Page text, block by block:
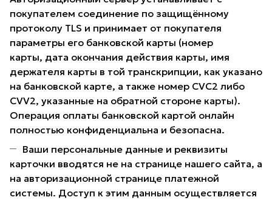
покупателем соединение по защищённому
протоколу TLS и принимает от покупателя
параметры его банковской карты (номер
карты, дата окончания действия карты, имя
держателя карты в той транскрипции, как указано
на банковской карте, а также номер CVC2 либо
CVV2, указанные на обратной стороне карты).
Операция оплаты банковской картой онлайн
полностью конфиденциальна и безопасна.
Ваши персональные данные и реквизиты
карточки вводятся не на странице нашего сайта, а
на авторизационной странице платежной
системы. Доступ к этим данным осуществляется